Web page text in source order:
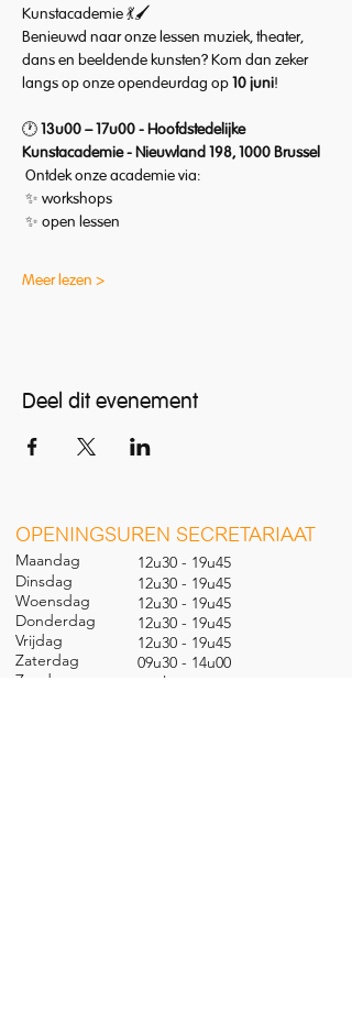
Kunstacademie 💃🖌️
Benieuwd naar onze lessen muziek, theater,
dans en beeldende kunsten? Kom dan zeker
langs op onze opendeurdag op 10 juni!
🕐 13u00 – 17u00 - Hoofdstedelijke
Kunstacademie - Nieuwland 198, 1000 Brussel
Ontdek onze academie via:
✨ workshops
✨ open lessen
Meer lezen >
Deel dit evenement
OPENINGSUREN SECRETARIAAT
Maandag
Dinsdag
Woensdag
Donderdag
Vrijdag
Zaterdag
Zondag
12u30 - 19u45
12u30 - 19u45
12u30 - 19u45
12u30 - 19u45
12u30 - 19u45
09u30 - 14u00
gesl